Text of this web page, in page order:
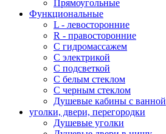
Прямоугольные
Функциональные
L - левосторонние
R - правосторонние
С гидромассажем
С электрикой
С подсветкой
С белым стеклом
С черным стеклом
Душевые кабины с ванной
уголки, двери, перегородки
Душевые уголки